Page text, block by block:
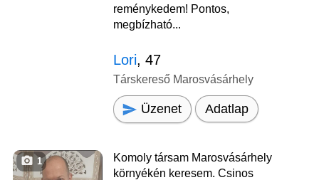
reménykedem! Pontos,
megbízható...
Lori, 47
Társkereső Marosvásárhely
Üzenet Adatlap
1
Komoly társam Marosvásárhely
környékén keresem. Csinos